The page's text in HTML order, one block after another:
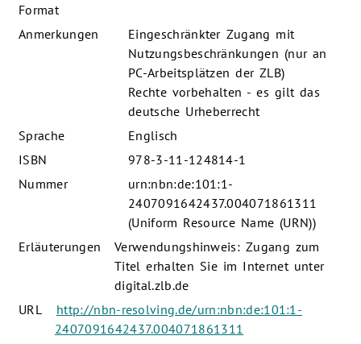
Format
Anmerkungen
Eingeschränkter Zugang mit
Nutzungsbeschränkungen (nur an
PC-Arbeitsplätzen der ZLB)
Rechte vorbehalten - es gilt das
deutsche Urheberrecht
Sprache
Englisch
ISBN
978-3-11-124814-1
Nummer
urn:nbn:de:101:1-
2407091642437.004071861311
(Uniform Resource Name (URN))
Erläuterungen
Verwendungshinweis: Zugang zum
Titel erhalten Sie im Internet unter
digital.zlb.de
URL
http://nbn-resolving.de/urn:nbn:de:101:1-
2407091642437.004071861311